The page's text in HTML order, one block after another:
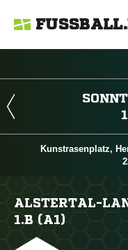
Kunstrasenplatz,
ALSTERTAL-
1.B (A1)